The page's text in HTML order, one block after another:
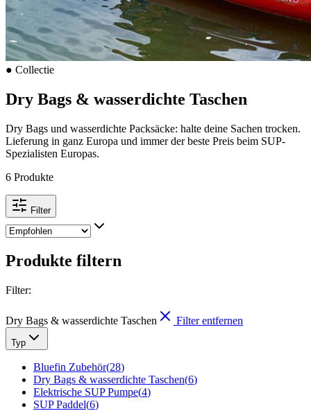
● Collectie
Dry Bags & wasserdichte Taschen
Dry Bags und wasserdichte Packsäcke: halte deine Sachen trocken.
Lieferung in ganz Europa und immer der beste Preis beim SUP-
Spezialisten Europas.
6 Produkte
Filter
Produkte filtern
Filter:
Dry Bags & wasserdichte Taschen Filter entfernen
Typ
Bluefin Zubehör(28)
Dry Bags & wasserdichte Taschen(6)
Elektrische SUP Pumpe(4)
SUP Paddel(6)